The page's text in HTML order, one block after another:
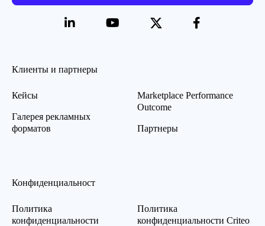
Клиенты и партнеры
Кейсы
Галерея рекламных
форматов
Marketplace Performance
Outcome
Партнеры
Конфиденциальност
Политика
конфиденциальности
Политика
конфиденциальности Criteo